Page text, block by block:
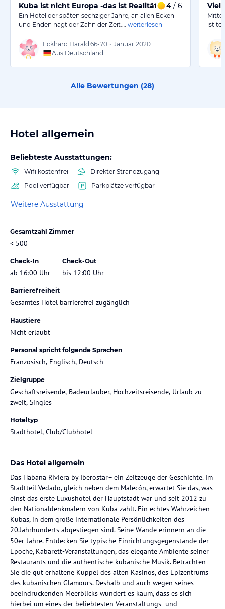
Kuba ist nicht Europa -das ist Realität 4 / 6
Ein Hotel der späten sechziger Jahre, an allen Ecken
und Enden nagt der Zahn der Zeit.…
weiterlesen
Eckhard Harald 66-70 • Januar 2020
Aus Deutschland
Viel
ist
Alle Bewertungen (28)
Hotel allgemein
Beliebteste Ausstattungen:
Wifi kostenfrei
Direkter Strandzugang
Pool verfügbar
Parkplätze verfügbar
Weitere Ausstattung
Gesamtzahl Zimmer
< 500
Check-In
ab 16:00 Uhr
Check-Out
bis 12:00 Uhr
Barrierefreiheit
Gesamtes Hotel barrierefrei zugänglich
Haustiere
Nicht erlaubt
Personal spricht folgende Sprachen
Französisch, Englisch, Deutsch
Zielgruppe
Geschäftsreisende, Badeurlauber, Hochzeitsreisende, Urlaub zu
zweit, Singles
Hoteltyp
Stadthotel, Club/Clubhotel
Das Hotel allgemein
Das Habana Riviera by Iberostar– ein Zeitzeuge der Geschichte. Im
Stadtteil Vedado, gleich neben dem Malecón, erwartet Sie das, was
einst das erste Luxushotel der Hauptstadt war und seit 2012 zu
den Nationaldenkmälern von Kuba zählt. Ein echtes Wahrzeichen
Kubas, in dem große internationale Persönlichkeiten des
20.Jahrhunderts abgestiegen sind. Seine Wände erinnern an die
50er-Jahre. Entdecken Sie typische Einrichtungsgegenstände der
Epoche, Kabarett-Veranstaltungen, das elegante Ambiente seiner
Restaurants und die authentische kubanische Musik. Betrachten
Sie die gut erhaltene Kuppel des alten Kasinos, des Epizentrums
des kubanischen Glamours. Deshalb und auch wegen seines
beeindruckenden Meerblicks wundert es kaum, dass es sich
hierbei um eines der beliebtesten Veranstaltungs- und